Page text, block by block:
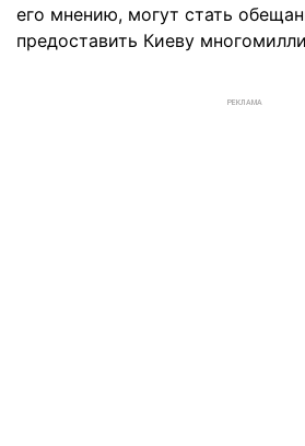
его мнению, могут стать
предоставить Киеву
РЕКЛАМА